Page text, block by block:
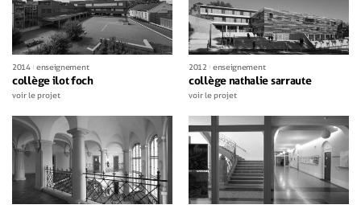
2014 enseignement
collège ilot foch
voir le projet
2012 enseignement
collège nathalie sarraute
voir le projet